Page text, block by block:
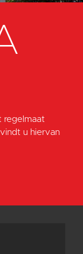
regelmaat
u hiervan